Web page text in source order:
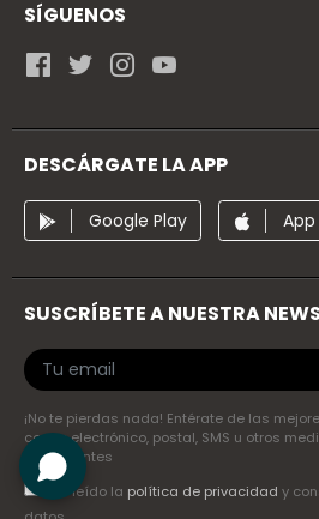
SÍGUENOS
DESCÁRGATE LA APP
Google Play
SUSCRÍBETE A NUESTRA
¡No te pierdas nada! Entérate de las
correo electrónico, postal, SMS u otros
equivalentes
He leído la política de privacidad y